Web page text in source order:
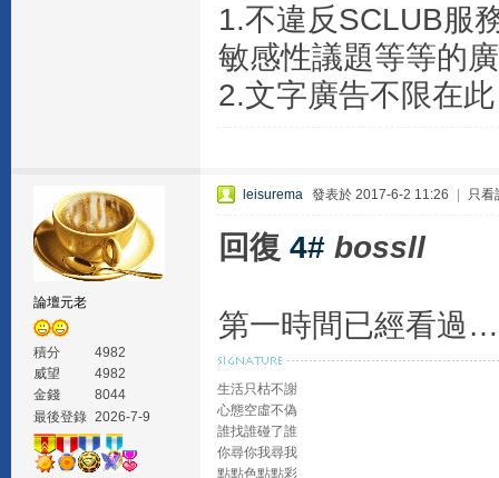
1.不違反SCLUB服
敏感性議題等等的
2.文字廣告不限在
論壇元老
積分
4982
威望
4982
金錢
8044
最後登錄 2026-7-9
leisurema 發表於 2017-6-2 11:26 只看
回復 4# bossll
第一時間已經看過
生活只枯不謝
心態空虛不偽
誰找誰碰了誰
你尋你我尋我
點點色點點彩